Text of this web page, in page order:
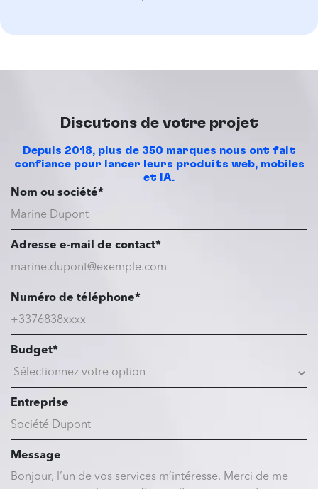
Discutons de votre projet
Depuis 2018, plus de 350 marques nous ont fait
confiance pour lancer leurs produits web, mobiles
et IA.
Nom ou société*
Adresse e-mail de contact*
Numéro de téléphone*
Budget*
Entreprise
Message